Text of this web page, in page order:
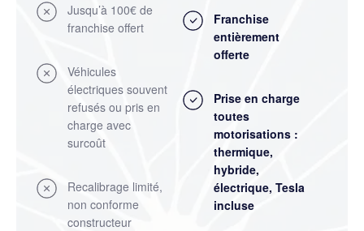
Jusqu’à 100€ de
franchise offert
Véhicules
électriques souvent
refusés ou pris en
charge avec
surcoût
Recalibrage limité,
non conforme
constructeur
Franchise
entièrement
offerte
Prise en charge
toutes
motorisations :
thermique,
hybride,
électrique, Tesla
incluse